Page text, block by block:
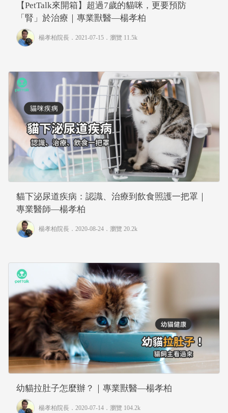
【PetTalk來開箱】超過7歲的貓咪，更要預防
「腎」於治療｜專業獸醫—楊孝柏
楊孝柏院長 ．2021-07-15． 瀏覽 11.5k
貓下泌尿道疾病：認識、治療到飲食照護一把罩｜
專業醫師—楊孝柏
楊孝柏院長 ．2020-08-24． 瀏覽 20.2k
幼貓拉肚子怎麼辦？｜專業獸醫—楊孝柏
楊孝柏院長 ．2020-07-14． 瀏覽 104.2k